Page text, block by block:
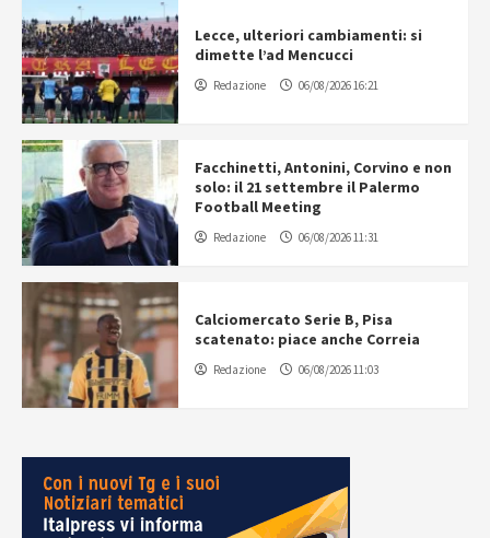
Lecce, ulteriori cambiamenti: si
dimette l’ad Mencucci
Redazione 06/08/2026 16:21
Facchinetti, Antonini, Corvino e non
solo: il 21 settembre il Palermo
Football Meeting
Redazione 06/08/2026 11:31
Calciomercato Serie B, Pisa
scatenato: piace anche Correia
Redazione 06/08/2026 11:03